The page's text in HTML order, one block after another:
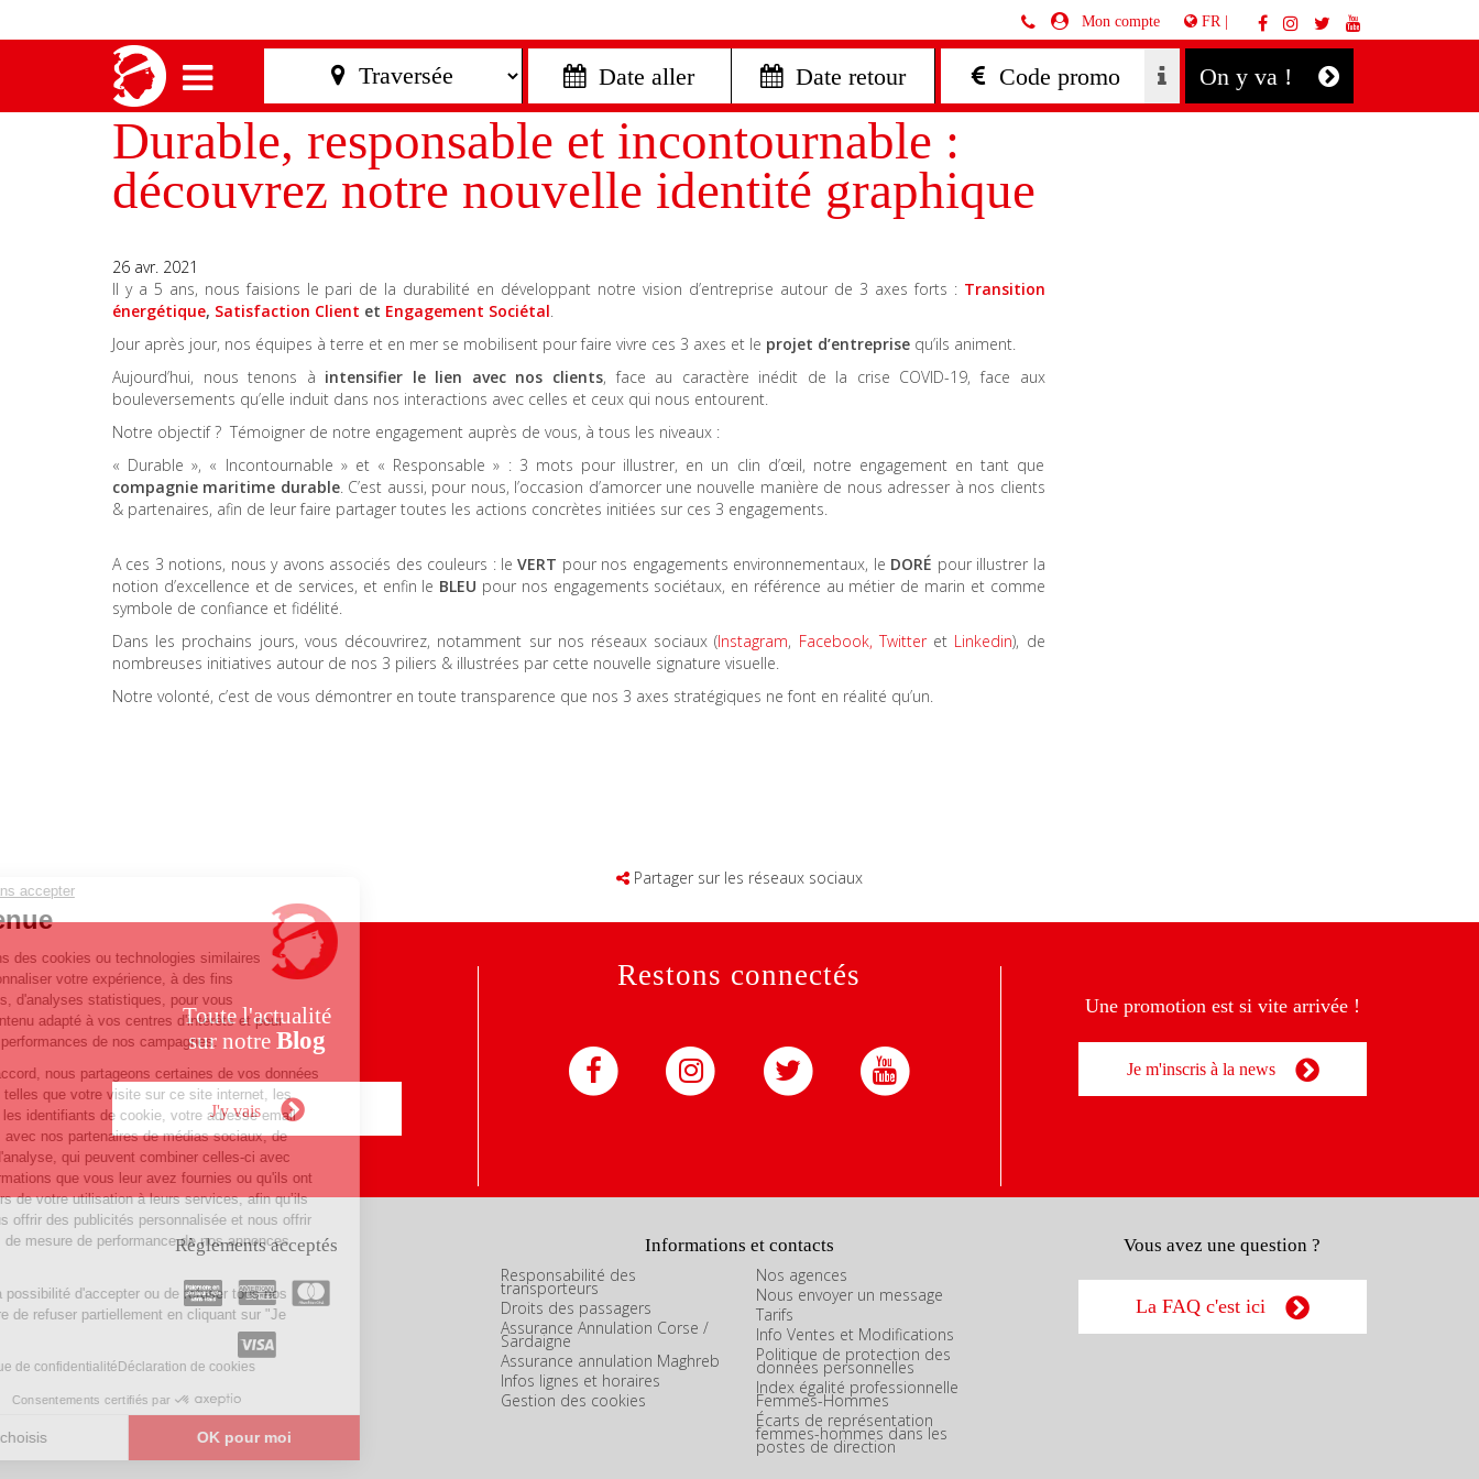
Continuer sans accepter
Bienvenue
Nous utilisons des cookies ou technologies similaires
afin de personnaliser votre expérience, à des fins
fonctionnelles, d'analyses statistiques, pour vous
fournir un contenu adapté à vos centres d'intérêts et pour
analyser les performances de nos campagnes.
Avec votre accord, nous partageons certaines de vos données
personnelles telles que votre visite sur ce site internet, les
adresses IP, les identifiants de cookie, votre adresse email
anonymisée, avec nos partenaires de médias sociaux, de
publicité et d'analyse, qui peuvent combiner celles-ci avec
d'autres informations que vous leur avez fournies ou qu'ils ont
collectées lors de votre utilisation à leurs services, afin qu’ils
puissent vous offrir des publicités personnalisée et nous offrir
des services de mesure de performance de nos annonces
Vous avez la possibilité d'accepter ou de refuser tous nos
cookies, voire de refuser partiellement en cliquant sur "Je
Lire la politique de confidentialitéDéclaration de cookies
Consentements certifiés par
Mon compte FR |
 Date aller  Date retour
Durable, responsable et incontournable :
découvrez notre nouvelle identité graphique
26 avr. 2021
Il y a 5 ans, nous faisions le pari de la durabilité en développant notre vision d’entreprise autour de 3 axes forts : Transition
énergétique, Satisfaction Client et Engagement Sociétal.
Jour après jour, nos équipes à terre et en mer se mobilisent pour faire vivre ces 3 axes et le projet d’entreprise qu’ils animent.
Aujourd’hui, nous tenons à intensifier le lien avec nos clients, face au caractère inédit de la crise COVID-19, face aux
bouleversements qu’elle induit dans nos interactions avec celles et ceux qui nous entourent.
Notre objectif ? Témoigner de notre engagement auprès de vous, à tous les niveaux :
« Durable », « Incontournable » et « Responsable » : 3 mots pour illustrer, en un clin d’œil, notre engagement en tant que
compagnie maritime durable. C’est aussi, pour nous, l’occasion d’amorcer une nouvelle manière de nous adresser à nos clients
& partenaires, afin de leur faire partager toutes les actions concrètes initiées sur ces 3 engagements.
A ces 3 notions, nous y avons associés des couleurs : leVERT pour nos engagements environnementaux, le DORÉ pour illustrer la
notion d’excellence et de services, et enfin le BLEU pour nos engagements sociétaux, en référence au métier de marin et comme
symbole de confiance et fidélité.
Dans les prochains jours, vous découvrirez, notamment sur nos réseaux sociaux (Instagram, Facebook, Twitter et Linkedin), de
nombreuses initiatives autour de nos 3 piliers & illustrées par cette nouvelle signature visuelle.
Notre volonté, c’est de vous démontrer en toute transparence que nos 3 axes stratégiques ne font en réalité qu’un.
Partager sur les réseaux sociaux
Toute l'actualité
sur notre Blog
J'y vais
Restons connectés
Une promotion est si vite arrivée !
Je m'inscris à la news
Règlements acceptés
Informations et contacts
Responsabilité des
transporteurs
Droits des passagers
Assurance Annulation Corse /
Sardaigne
Assurance annulation Maghreb
Infos lignes et horaires
Gestion des cookies
Nos agences
Nous envoyer un message
Tarifs
Info Ventes et Modifications
Politique de protection des
données personnelles
Index égalité professionnelle
Femmes-Hommes
Écarts de représentation
femmes-hommes dans les
postes de direction
Vous avez une question ?
La FAQ c'est ici